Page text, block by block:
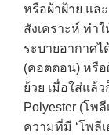
หรือผ้าฝ้าย แล
สังเคราะห์ ทำ
ระบายอากาศไ
(คอตตอน) หรือ
ย้วย เมื่อใส่แล้
Polyester (โพ
ความที่มี ‘โพลี